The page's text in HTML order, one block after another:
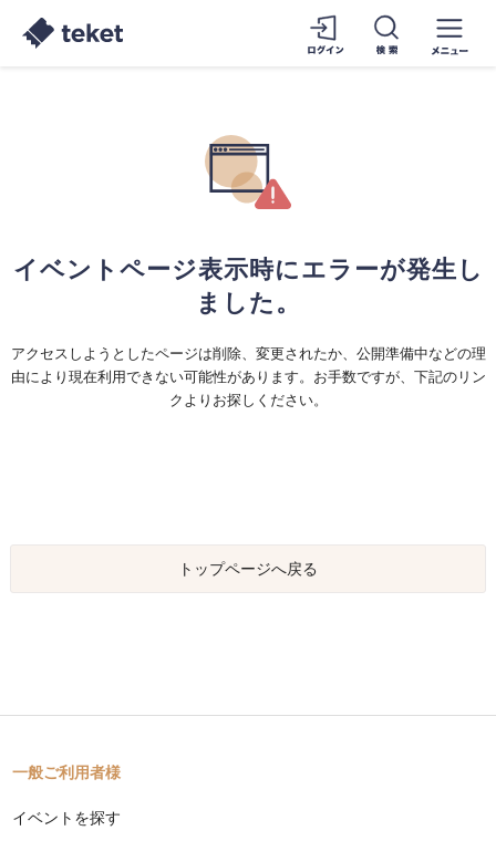
イベントページ表示時にエラーが発生し
ました。
アクセスしようとしたページは削除、変更されたか、公開準備中などの理
由により現在利用できない可能性があります。お手数ですが、下記のリン
クよりお探しください。
トップページへ戻る
一般ご利用者様
イベントを探す